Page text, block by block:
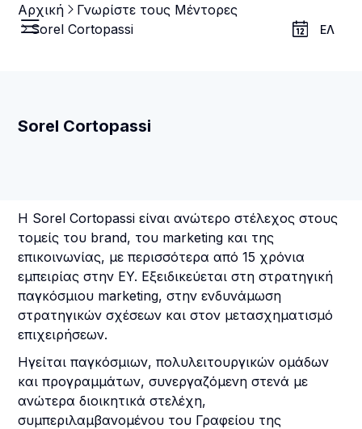
ΕΛ
Αρχική
Γνωρίστε τους Μέντορες
Sorel Cortopassi
Sorel Cortopassi
Η Sorel Cortopassi είναι ανώτερο στέλεχος στους
τομείς του brand, του marketing και της
επικοινωνίας, με περισσότερα από 15 χρόνια
εμπειρίας στην EY. Εξειδικεύεται στη στρατηγική
παγκόσμιου marketing, στην ενδυνάμωση
στρατηγικών σχέσεων και στον μετασχηματισμό
επιχειρήσεων.
Ηγείται παγκόσμιων, πολυλειτουργικών ομάδων
και προγραμμάτων, συνεργαζόμενη στενά με
ανώτερα διοικητικά στελέχη,
συμπεριλαμβανομένου του Γραφείου της